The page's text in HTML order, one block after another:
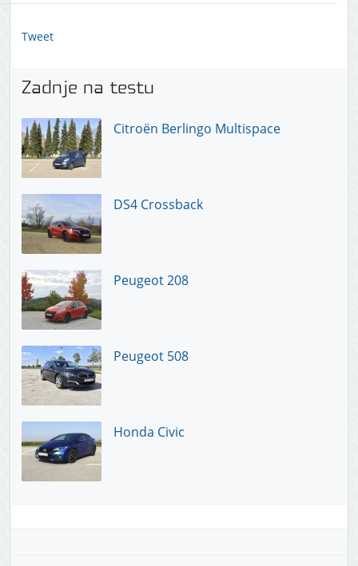
Tweet
Zadnje na testu
Citroën Berlingo Multispace
DS4 Crossback
Peugeot 208
Peugeot 508
Honda Civic